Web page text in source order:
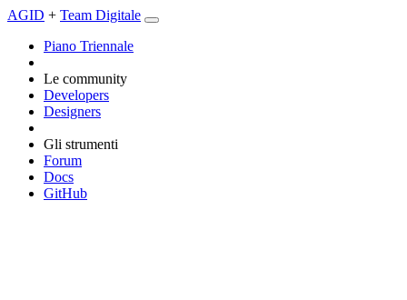
AGID + Team Digitale
Piano Triennale
Le community
Developers
Designers
Gli strumenti
Forum
Docs
GitHub